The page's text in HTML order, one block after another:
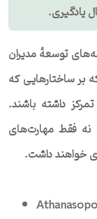
یادگیری.
توسعهٔ مدیران
بر ساختارهایی که
داشته باشند.
نه فقط مهارت‌های
خواهند داشت.